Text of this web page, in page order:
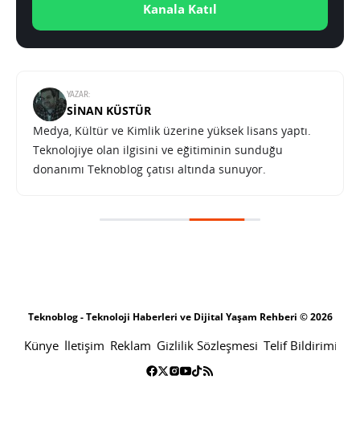
Kanala Katıl
YAZAR:
SINAN KÜSTÜR
Medya, Kültür ve Kimlik üzerine yüksek lisans yaptı.
Teknolojiye olan ilgisini ve eğitiminin sunduğu
donanımı Teknoblog çatısı altında sunuyor.
Teknoblog - Teknoloji Haberleri ve Dijital Yaşam Rehberi © 2026
Künye İletişim Reklam Gizlilik Sözleşmesi Telif Bildirimi